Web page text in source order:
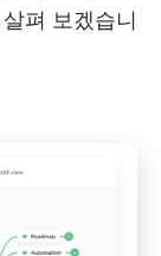
펴 보겠습니